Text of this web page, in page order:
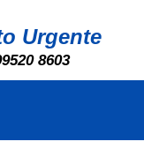
Urgente
8603